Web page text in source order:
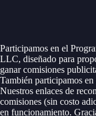
Participamos en el
LLC, diseñado para
ganar comisiones
También participamos
Nuestros enlaces de
comisiones (sin costo
en funcionamiento.